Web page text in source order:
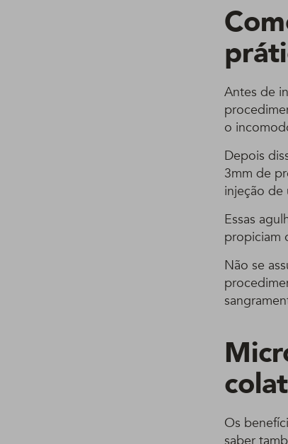
Antes de
o
Depois
3mm de
injeção
Essas
propiciam
Não se
Os